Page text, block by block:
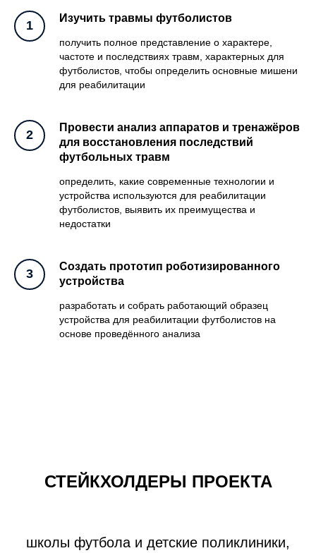
Изучить травмы футболистов
получить полное представление о характере,
частоте и последствиях травм, характерных для
футболистов, чтобы определить основные мишени
для реабилитации
Провести анализ аппаратов и тренажёров
для восстановления последствий
футбольных травм
определить, какие современные технологии и
устройства используются для реабилитации
футболистов, выявить их преимущества и
недостатки
Создать прототип роботизированного
устройства
разработать и собрать работающий образец
устройства для реабилитации футболистов на
основе проведённого анализа
СТЕЙКХОЛДЕРЫ ПРОЕКТА
школы футбола и детские поликлиники,